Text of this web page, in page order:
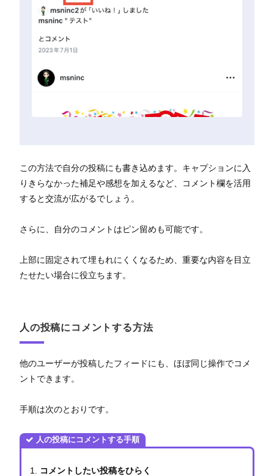
この方法で自分の投稿にも書き込めます。キャプションに入
りきらなかった補足や感想を加えるなど、コメント欄を活用
すると交流が広がるでしょう。
さらに、自分のコメントはピン留めも可能です。
上部に固定されて埋もれにくくなるため、重要な内容を目立
たせたい場合に役立ちます。
人の投稿にコメントする方法
他のユーザーが投稿したフィードにも、ほぼ同じ操作でコメ
ントできます。
手順は次のとおりです。
人の投稿にコメントする手順
コメントしたい投稿をひらく